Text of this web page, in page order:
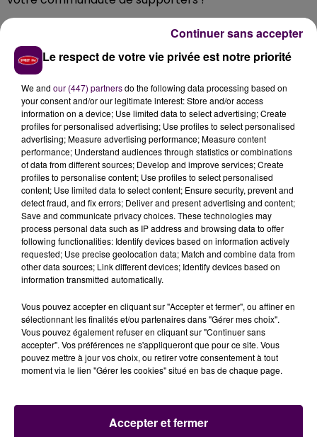
Le grand jeu de la saison pourrait bien transformer vos
moments en famille... alors pourquoi hésiter ? Ne
restez pas sur la touche ! Rendez-vous sur Sweet FM,
tentez votre chance et vivez, peut-être, un moment
magique en direct !
Au Bureauà Alençon
On fait tous sauf bosser Au Bureau
Pub Brasserie anglo saxonne ouvert tous les jours de
11H30 à 23H
Nos burgers, nos plats emblématiques comme le
camembert rôti, nos salades et bien sûr nos desserts
Ultra Gourmands
12 Place du Palais
À Alençon
02 33 29 26 49
Au Bureauà Saint-Saturnin
On fait tous sauf bosser Au Bureau
11H30 à 23H
Nos burgers, nos plats emblématiques comme le
Le respect de votre vie privée est notre priorité
We and our (447) partnersdo the following data processing based on
your consent and/or our legitimate interest: Store and/or access
information on a device; Use limited data to select advertising; Create
profiles for personalised advertising; Use profiles to select personalised
advertising; Measure advertising performance; Measure content
performance; Understand audiences through statistics or combinations
of data from different sources; Develop and improve services; Create
profiles to personalise content; Use profiles to select personalised
content; Use limited data to select content; Ensure security, prevent and
detect fraud, and fix errors; Deliver and present advertising and content;
Save and communicate privacy choices. These technologies may
process personal data such as IP address and browsing data to offer
following functionalities: Identify devices based on information actively
requested; Use precise geolocation data; Match and combine data from
other data sources; Link different devices; Identify devices based on
information transmitted automatically.
Vous pouvez accepter en cliquant sur "Accepter et fermer", ou affiner en
sélectionnant les finalités et/ou partenaires dans "Gérer mes choix".
Vous pouvez également refuser en cliquant sur "Continuer sans
accepter". Vos préférences ne s'appliqueront que pour ce site. Vous
pouvez mettre à jour vos choix, ou retirer votre consentement à tout
moment via le lien "Gérer les cookies" situé en bas de chaque page.
Accepter et fermer
Continuer sans accepter